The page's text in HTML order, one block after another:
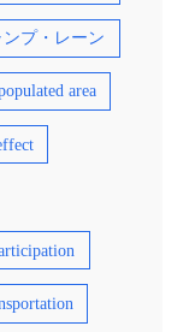
プ・レーン
area